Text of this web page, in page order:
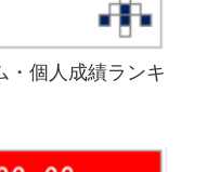
・個人成績ランキ